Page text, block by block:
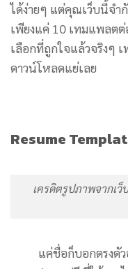
ได้ง่ายๆ แต่คุณเว็บนี้จำ
เพียงแค่ 10 เทมแพลต
เลือกที่ถูกใจแล้วจริงๆ
ดาวน์โหลดแย่เลย
Resume
เครดิตรูปภาพจากเ
แค่ชื่อก็บอกตรงตัวอ